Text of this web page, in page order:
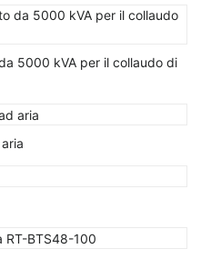
5000 kVA per il collaudo di